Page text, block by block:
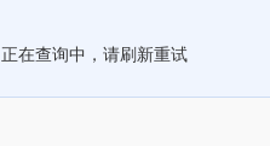
正在查询中，请刷新重试